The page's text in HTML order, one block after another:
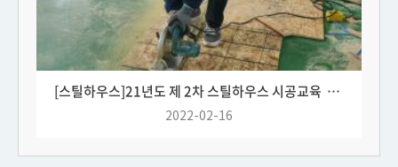
[스틸하우스]21년도 제 2차 스틸하우스 시공교육 사진
2022-02-16